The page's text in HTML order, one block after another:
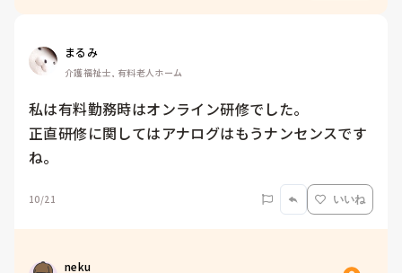
まるみ
介護福祉士, 有料老人ホーム
私は有料勤務時はオンライン研修でした。
正直研修に関してはアナログはもうナンセンスです
ね。
10/21 いいね
neku